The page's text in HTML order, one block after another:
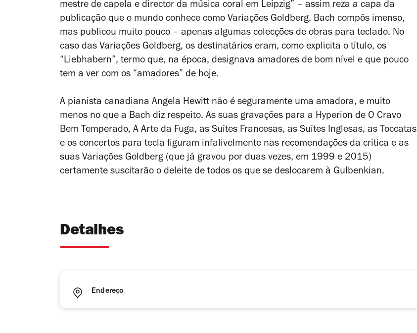
mestre de capela e director da música coral em Leipzig” – assim reza a capa da
publicação que o mundo conhece como Variações Goldberg. Bach compôs imenso,
mas publicou muito pouco – apenas algumas colecções de obras para teclado. No
caso das Variações Goldberg, os destinatários eram, como explicita o título, os
“Liebhabern”, termo que, na época, designava amadores de bom nível e que pouco
tem a ver com os “amadores” de hoje.
A pianista canadiana Angela Hewitt não é seguramente uma amadora, e muito
menos no que a Bach diz respeito. As suas gravações para a Hyperion de O Cravo
Bem Temperado, A Arte da Fuga, as Suítes Francesas, as Suítes Inglesas, as Toccatas
e os concertos para tecla figuram infalivelmente nas recomendações da crítica e as
suas Variações Goldberg (que já gravou por duas vezes, em 1999 e 2015)
certamente suscitarão o deleite de todos os que se deslocarem à Gulbenkian.
Detalhes
Endereço